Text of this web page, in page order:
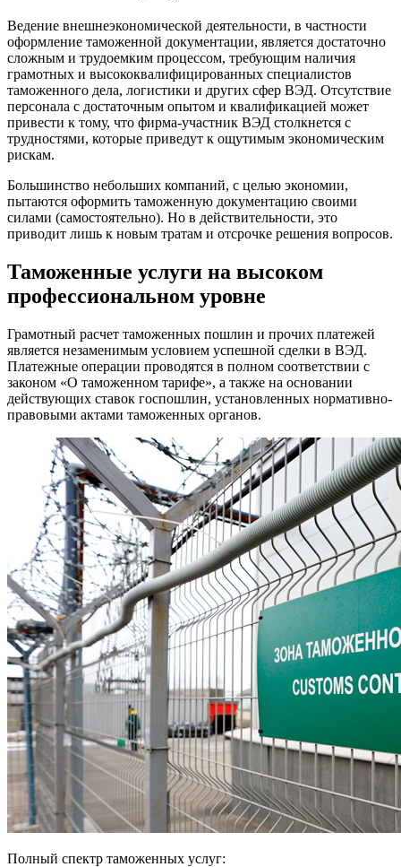
Ведение внешнеэкономической деятельности, в частности
оформление таможенной документации, является достаточно
сложным и трудоемким процессом, требующим наличия
грамотных и высококвалифицированных специалистов
таможенного дела, логистики и других сфер ВЭД. Отсутствие
персонала с достаточным опытом и квалификацией может
привести к тому, что фирма-участник ВЭД столкнется с
трудностями, которые приведут к ощутимым экономическим
рискам.
Большинство небольших компаний, с целью экономии,
пытаются оформить таможенную документацию своими
силами (самостоятельно). Но в действительности, это
приводит лишь к новым тратам и отсрочке решения вопросов.
Таможенные услуги на высоком
профессиональном уровне
Грамотный расчет таможенных пошлин и прочих платежей
является незаменимым условием успешной сделки в ВЭД.
Платежные операции проводятся в полном соответствии с
законом «О таможенном тарифе», а также на основании
действующих ставок госпошлин, установленных нормативно-
правовыми актами таможенных органов.
Полный спектр таможенных услуг: